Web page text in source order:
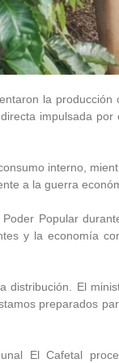
la
impulsada por
interno,
a la guerra
Popular
y la economía
distribución. El
preparados
El Cafetal